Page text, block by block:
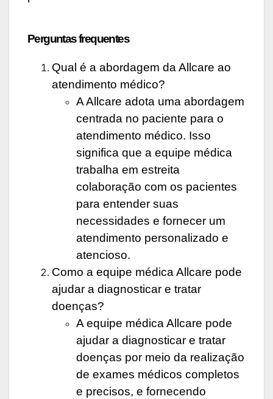
Perguntas frequentes
Qual é a abordagem da Allcare ao
atendimento médico?
A Allcare adota uma abordagem
centrada no paciente para o
atendimento médico. Isso
significa que a equipe médica
trabalha em estreita
colaboração com os pacientes
para entender suas
necessidades e fornecer um
atendimento personalizado e
atencioso.
Como a equipe médica Allcare pode
ajudar a diagnosticar e tratar
doenças?
A equipe médica Allcare pode
ajudar a diagnosticar e tratar
doenças por meio da realização
de exames médicos completos
e precisos, e fornecendo